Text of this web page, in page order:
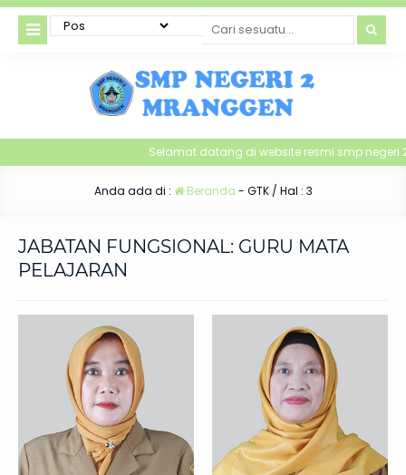
Selamat datang di website resmi smp negeri
Anda ada di : Beranda - GTK/ Hal : 3
JABATAN FUNGSIONAL: GURU MATA
PELAJARAN